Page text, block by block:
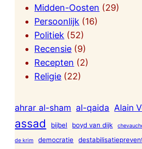
Midden-Oosten (29)
Persoonlijk (16)
Politiek (52)
Recensie (9)
Recepten (2)
Religie (22)
ahrar al-sham al-qaida Alain
assad bijbel boyd van dijk
de krim democratie